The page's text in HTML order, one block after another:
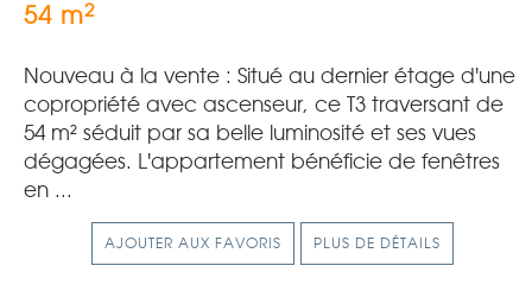
54 m2
Nouveau à la vente : Situé au dernier étage d'une
copropriété avec ascenseur, ce T3 traversant de
54 m² séduit par sa belle luminosité et ses vues
dégagées. L'appartement bénéficie de fenêtres
en ...
AJOUTER AUX FAVORIS PLUS DE DÉTAILS